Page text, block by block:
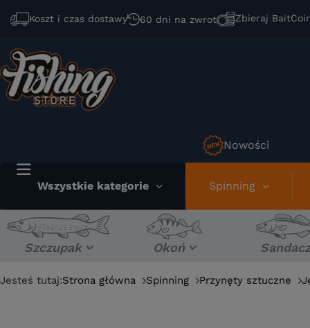
Koszt i czas dostawy 60 dni na zwrot Zbieraj
Nowości
Wszystkie kategorie Spinning
Szczupak Okoń Sandacz
Jesteś tutaj:Strona główna Spinning Przynęty sztuczne